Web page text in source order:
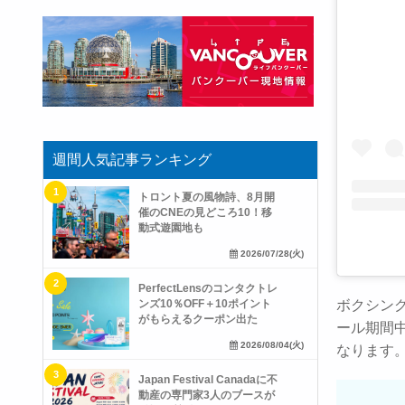
ボクシン
ール期間
なります
週間人気記事ランキング
トロント夏の風物詩、8月開
催のCNEの見どころ10！移
動式遊園地も
2026/07/28(火)
PerfectLensのコンタクトレ
ンズ10％OFF＋10ポイント
がもらえるクーポン出た
2026/08/04(火)
Japan Festival Canadaに不
動産の専門家3人のブースが